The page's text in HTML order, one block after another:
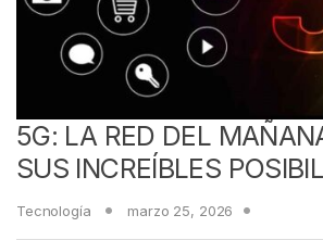
5G: LA RED DEL
SUS INCREÍBLES
Tecnología marzo 25, 2026